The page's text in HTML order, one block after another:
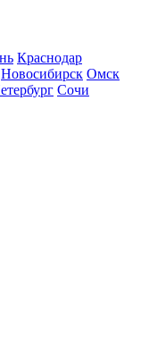
Краснодар
Новосибирск Омск
Сочи